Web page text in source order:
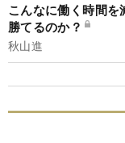
こんなに働く時間
勝てるのか？
秋山進